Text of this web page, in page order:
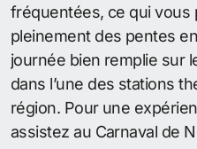
fréquentées, ce qui vous
pleinement des pentes
journée bien remplie sur
dans l’une des stations
région. Pour une
assistez au Carnaval de